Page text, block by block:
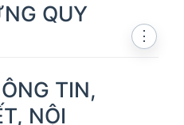
QUY
TIN,
NỘI
⋮